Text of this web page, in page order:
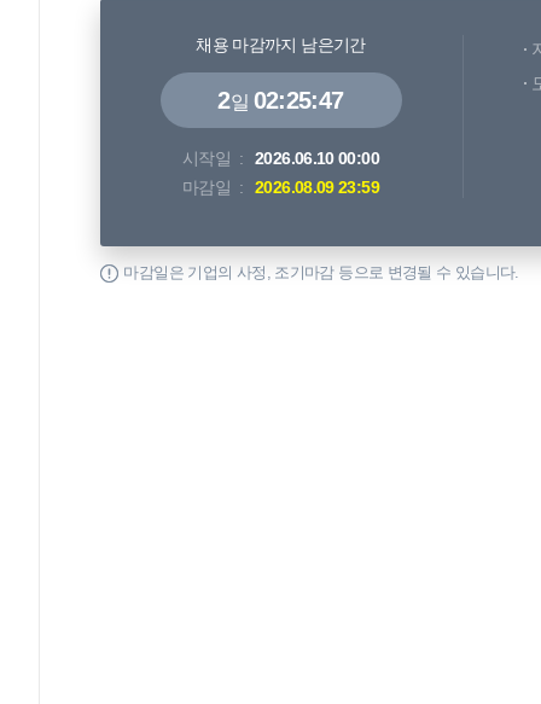
채용 마감까지 남은기간
2일 02:25:46
시작일
2026.06.10 00:00
마감일
2026.08.09 23:59
마감일은 기업의 사정, 조기마감 등으로 변경될 수 있습니다.